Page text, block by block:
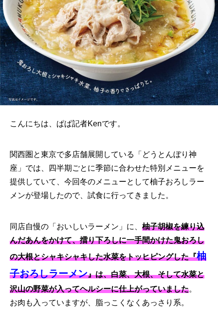
こんにちは、ぱぱ記者Kenです。
関西圏と東京で多店舗展開している「どうとんぼり神
座」では、四半期ごとに季節に合わせた特別メニューを
提供していて、今回冬のメニューとして柚子おろしラー
メンが登場したので、試食に行ってきました。
同店自慢の「おいしいラーメン」に、 柚子胡椒を練り込
んだあんをかけて、擂り下ろしに一手間かけた鬼おろし
の大根とシャキシャキした水菜をトッヒピングした『柚
子おろしラーメン』は、白菜、大根、そして水菜と
沢山の野菜が入ってヘルシーに仕上がっていました。
お肉も入っていますが、脂っこくなくあっさり系。